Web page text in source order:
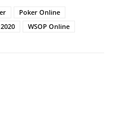
Poker Online
WSOP Online